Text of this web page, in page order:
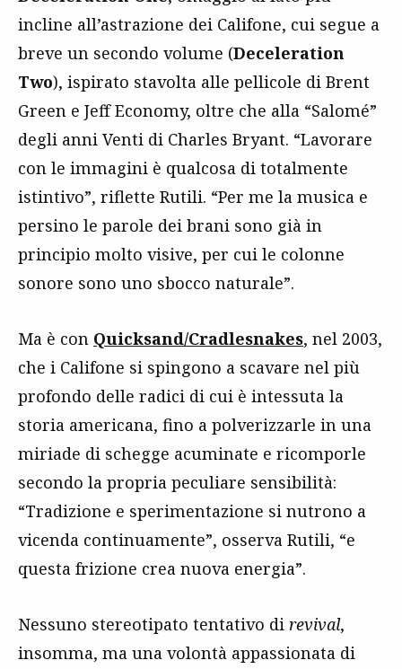
incline all’astrazione dei Califone, cui segue a
breve un secondo volume (Deceleration
Two), ispirato stavolta alle pellicole di Brent
Green e Jeff Economy, oltre che alla “Salomé”
degli anni Venti di Charles Bryant. “Lavorare
con le immagini è qualcosa di totalmente
istintivo”, riflette Rutili. “Per me la musica e
persino le parole dei brani sono già in
principio molto visive, per cui le colonne
sonore sono uno sbocco naturale”.
Ma è con Quicksand/Cradlesnakes, nel 2003,
che i Califone si spingono a scavare nel più
profondo delle radici di cui è intessuta la
storia americana, fino a polverizzarle in una
miriade di schegge acuminate e ricomporle
secondo la propria peculiare sensibilità:
“Tradizione e sperimentazione si nutrono a
vicenda continuamente”, osserva Rutili, “e
questa frizione crea nuova energia”.
Nessuno stereotipato tentativo di revival,
insomma, ma una volontà appassionata di